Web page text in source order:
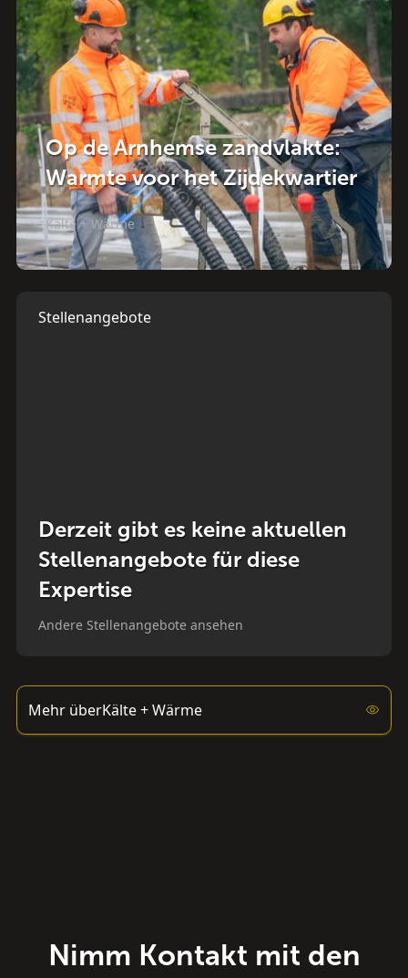
Op de Arnhemse zandvlakte:
Warmte voor het Zijdekwartier
Kälte + Wärme
Stellenangebote
Derzeit gibt es keine aktuellen
Stellenangebote für diese
Expertise
Andere Stellenangebote ansehen
Mehr überKälte + Wärme
Nimm Kontakt mit den